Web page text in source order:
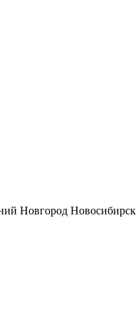
Новгород Новосибирск